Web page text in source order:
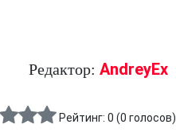
Редактор: AndreyEx
Рейтинг: 0 (0 голосов)